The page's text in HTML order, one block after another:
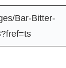
Bar-Bitter-